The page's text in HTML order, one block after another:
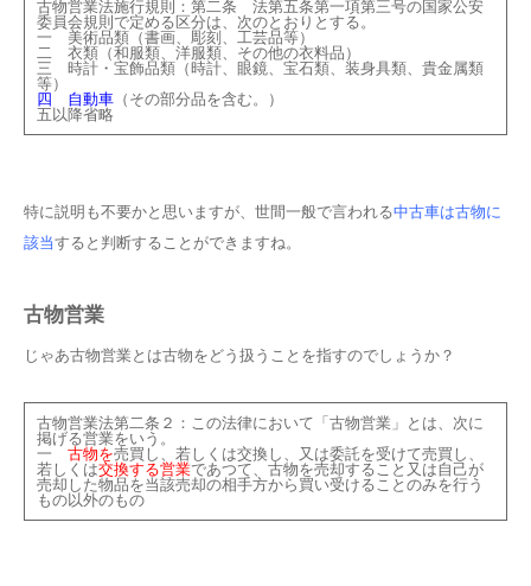
古物営業法施行規則：第二条 法第五条第一項第三号の国家公安
委員会規則で定める区分は、次のとおりとする。
一 美術品類（書画、彫刻、工芸品等）
二 衣類（和服類、洋服類、その他の衣料品）
三 時計・宝飾品類（時計、眼鏡、宝石類、装身具類、貴金属類
等）
四 自動車 （その部分品を含む。）
五以降省略
特に説明も不要かと思いますが、世間一般で言われる中古車は古物に
該当すると判断することができますね。
古物営業
じゃあ古物営業とは古物をどう扱うことを指すのでしょうか？
古物営業法第二条２： この法律において「古物営業」とは、次に
掲げる営業をいう。
一 古物を売買し、若しくは交換し、又は委託を受けて売買し、
若しくは交換する営業であつて、古物を売却すること又は自己が
売却した物品を当該売却の相手方から買い受けることのみを行う
もの以外のもの